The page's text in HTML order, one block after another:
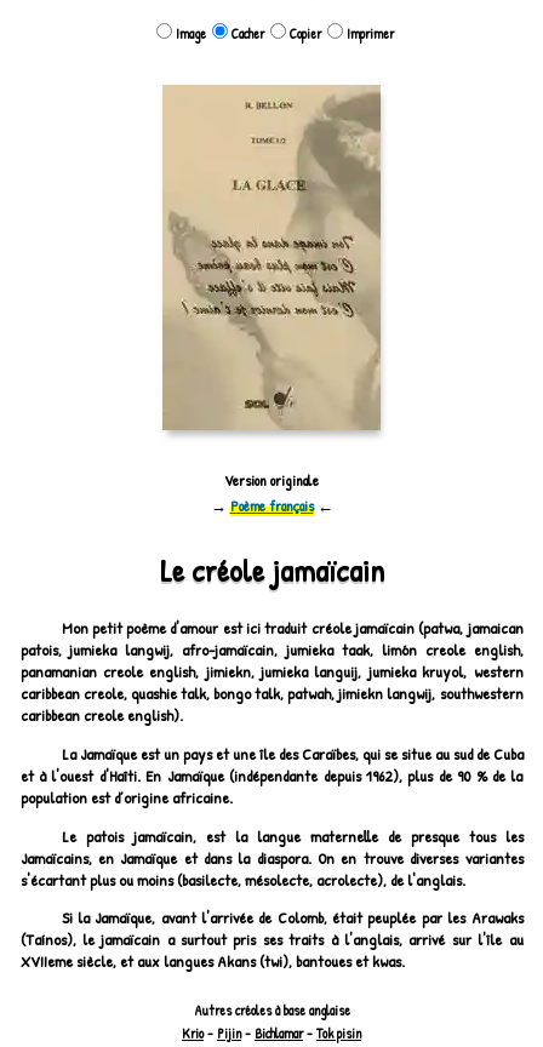
Image Cacher Copier Imprimer
Version originale
→ Poème français←
Le créole jamaïcain
Mon petit poème d'amour est ici traduit créole jamaïcain (patwa, jamaican
patois, jumieka langwij, afro-jamaïcain, jumieka taak, limón creole english,
panamanian creole english, jimiekn, jumieka languij, jumieka kruyol, western
caribbean creole, quashie talk, bongo talk, patwah, jimiekn langwij, southwestern
caribbean creole english).
La Jamaïque est un pays et une île des Caraïbes, qui se situe au sud de Cuba
et à l'ouest d'Haîti. En Jamaïque (indépendante depuis 1962), plus de 90 % de la
population est d’origine africaine.
Le patois jamaïcain, est la langue maternelle de presque tous les
Jamaïcains, en Jamaïque et dans la diaspora. On en trouve diverses variantes
s'écartant plus ou moins (basilecte, mésolecte, acrolecte), de l'anglais.
Si la Jamaïque, avant l'arrivée de Colomb, était peuplée par les Arawaks
(Taínos), le jamaïcain a surtout pris ses traits à l'anglais, arrivé sur l'île au
XVIIeme siècle, et aux langues Akans (twi), bantoues et kwas.
Autres créoles à base anglaise
Krio- Pijin- Bichlamar-Tok pisin